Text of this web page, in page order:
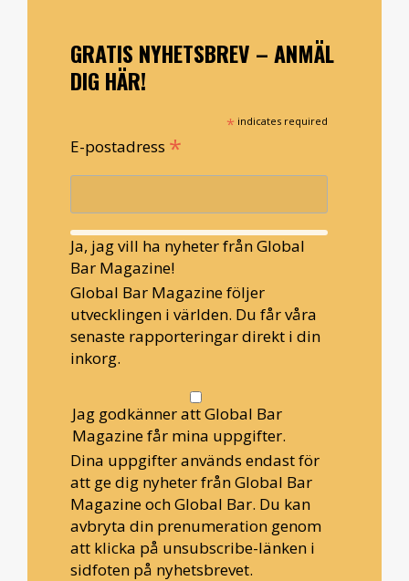
GRATIS NYHETSBREV – ANMÄL
DIG HÄR!
* indicates required
E-postadress *
Ja, jag vill ha nyheter från Global
Bar Magazine!
Global Bar Magazine följer
utvecklingen i världen. Du får våra
senaste rapporteringar direkt i din
inkorg.
Jag godkänner att Global Bar
Magazine får mina uppgifter.
Dina uppgifter används endast för
att ge dig nyheter från Global Bar
Magazine och Global Bar. Du kan
avbryta din prenumeration genom
att klicka på unsubscribe-länken i
sidfoten på nyhetsbrevet.